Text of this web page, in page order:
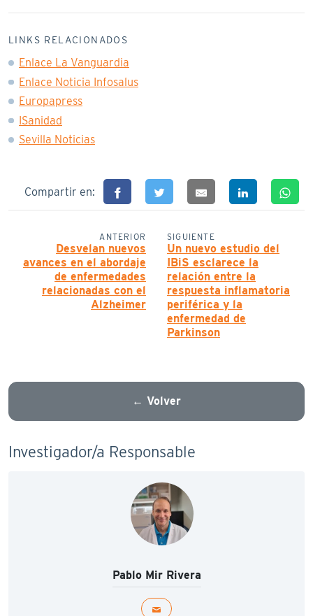
LINKS RELACIONADOS
Enlace La Vanguardia
Enlace Noticia Infosalus
Europapress
ISanidad
Sevilla Noticias
Compartir en:
ANTERIOR
Desvelan nuevos
avances en el abordaje
de enfermedades
relacionadas con el
Alzheimer
SIGUIENTE
Un nuevo estudio del
IBiS esclarece la
relación entre la
respuesta inflamatoria
periférica y la
enfermedad de
Parkinson
← Volver
Investigador/a Responsable
Pablo Mir Rivera